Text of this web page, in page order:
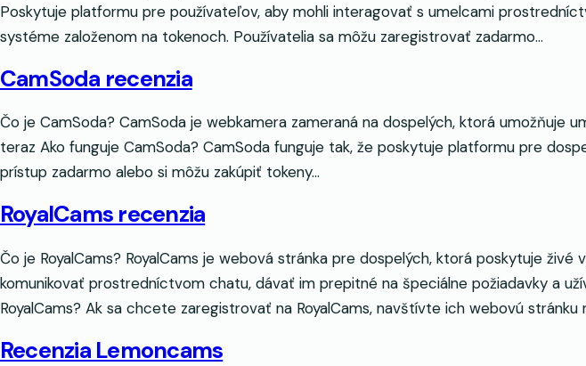
Poskytuje platformu pre používateľov, aby mohli interagovať s umelcami
systéme založenom na tokenoch. Používatelia sa môžu zaregistrovať zadarmo…
CamSoda recenzia
Čo je CamSoda? CamSoda je webkamera zameraná na dospelých, ktorá
teraz Ako funguje CamSoda? CamSoda funguje tak, že poskytuje platformu pre
prístup zadarmo alebo si môžu zakúpiť tokeny…
RoyalCams recenzia
Čo je RoyalCams? RoyalCams je webová stránka pre dospelých, ktorá poskytuje
komunikovať prostredníctvom chatu, dávať im prepitné na špeciálne požiadavky a
RoyalCams? Ak sa chcete zaregistrovať na RoyalCams, navštívte ich webovú stránku
Recenzia Lemoncams